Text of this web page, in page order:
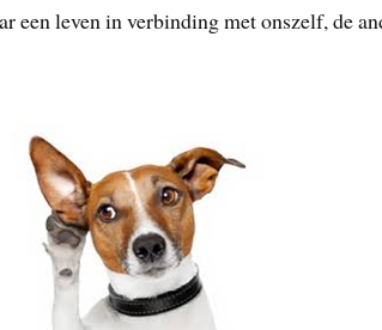
een leven in verbinding met onszelf, de